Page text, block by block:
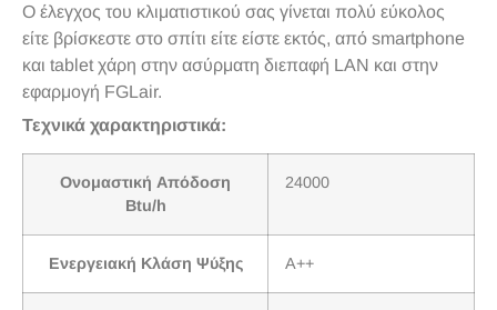
Ο έλεγχος του κλιματιστικού σας γίνεται πολύ εύκολος
είτε βρίσκεστε στο σπίτι είτε είστε εκτός, από smartphone
και tablet χάρη στην ασύρματη διεπαφή LAN και στην
εφαρμογή FGLair.
Τεχνικά χαρακτηριστικά:
Ονομαστική Απόδοση
Btu/h
24000
Ενεργειακή Κλάση Ψύξης A++